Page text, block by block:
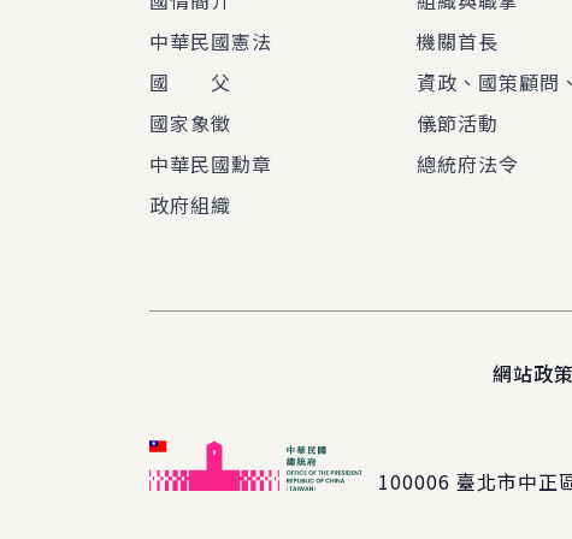
中華民國憲法
國 父
國家象徵
中華民國勳章
政府組織
機關首長
資政、國策顧問
儀節活動
總統府法令
網站政
100006 臺北市中正